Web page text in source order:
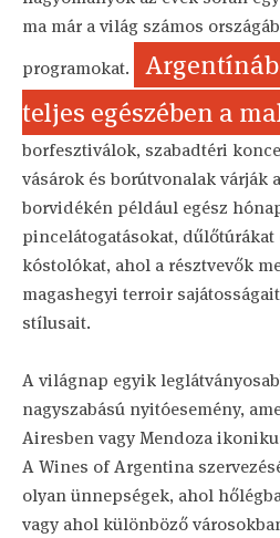
ma már a világ számos
programokat.
teljes egészében a
borfesztiválok, szabadtéri
vásárok és borútvonalak várják
borvidékén például egész
pincelátogatásokat, dűlőtúrákat
kóstolókat, ahol a résztvevők
magashegyi terroir
stílusait.
A világnap egyik
nagyszabású nyitóesemény,
Airesben vagy Mendoza
A Wines of Argentina
olyan ünnepségek, ahol
vagy ahol különböző